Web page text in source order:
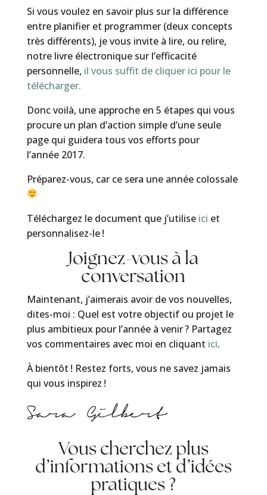
Si vous voulez en savoir plus sur la différence
entre planifier et programmer (deux concepts
très différents), je vous invite à lire, ou relire,
notre livre électronique sur l’efficacité
personnelle, il vous suffit de cliquer ici pour le
télécharger.
Donc voilà, une approche en 5 étapes qui vous
procure un plan d’action simple d’une seule
page qui guidera tous vos efforts pour
l’année 2017.
Préparez-vous, car ce sera une année colossale
Téléchargez le document que j’utilise ici et
personnalisez-le !
Joignez-vous à la
conversation
Maintenant, j’aimerais avoir de vos nouvelles,
dites-moi : Quel est votre objectif ou projet le
plus ambitieux pour l’année à venir ? Partagez
vos commentaires avec moi en cliquant ici.
À bientôt ! Restez forts, vous ne savez jamais
qui vous inspirez !
Vous cherchez plus
d’informations et d’idées
pratiques ?